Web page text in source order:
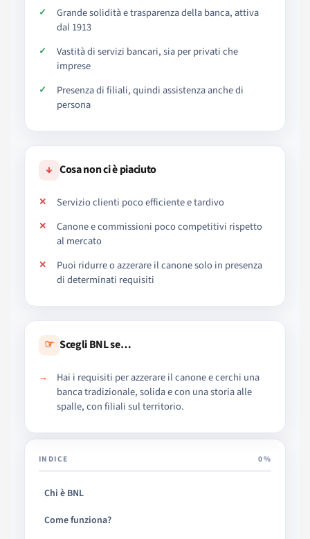
Grande solidità e trasparenza della banca, attiva
dal 1913
Vastità di servizi bancari, sia per privati che
imprese
Presenza di filiali, quindi assistenza anche di
persona
↓ Cosa non ci è piaciuto
Servizio clienti poco efficiente e tardivo
Canone e commissioni poco competitivi rispetto
al mercato
Puoi ridurre o azzerare il canone solo in presenza
di determinati requisiti
☞ Scegli BNL se…
Hai i requisiti per azzerare il canone e cerchi una
banca tradizionale, solida e con una storia alle
spalle, con filiali sul territorio.
INDICE 0%
Chi è BNL
Come funziona?